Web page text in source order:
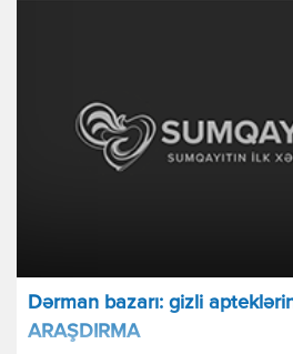
Dərman bazarı: gizli
ARAŞDIRMA